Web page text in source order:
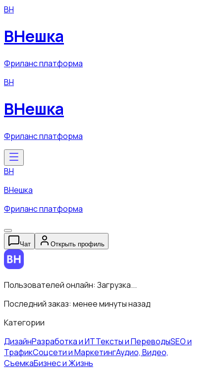
ВН
ВНешка
Фриланс платформа
ВН
ВНешка
Фриланс платформа
ВН
ВНешка
Фриланс платформа
Чат Открыть профиль
Пользователей онлайн: Загрузка...
Последний заказ: менее минуты назад
Категории
ДизайнРазработка и ИТТексты и ПереводыSEO и
ТрафикСоцсети и МаркетингАудио, Видео,
СъемкаБизнес и Жизнь